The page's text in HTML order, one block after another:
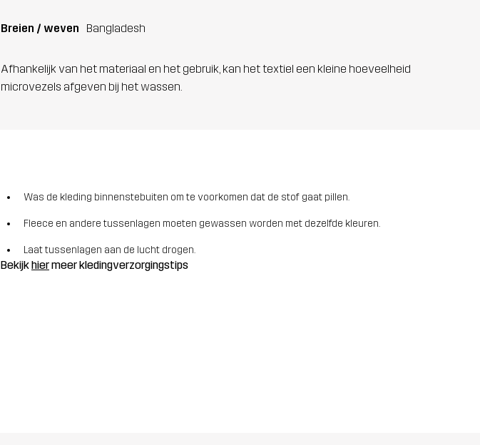
Breien / weven Bangladesh
Afhankelijk van het materiaal en het gebruik, kan het textiel een kleine hoeveelheid
microvezels afgeven bij het wassen.
Was de kleding binnenstebuiten om te voorkomen dat de stof gaat pillen.
Fleece en andere tussenlagen moeten gewassen worden met dezelfde kleuren.
Laat tussenlagen aan de lucht drogen.
Bekijkhiermeer kledingverzorgingstips